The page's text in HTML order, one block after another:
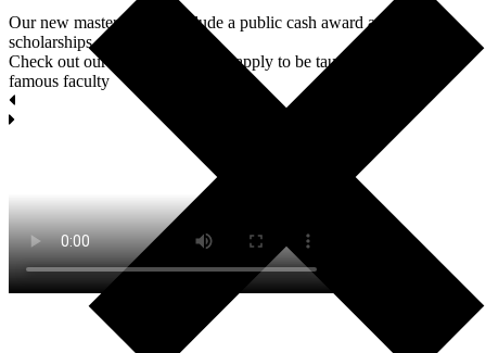
Our new master classes include a public cash award and two
scholarships each.
Check out our masterclasses and apply to be taught by world-
famous faculty